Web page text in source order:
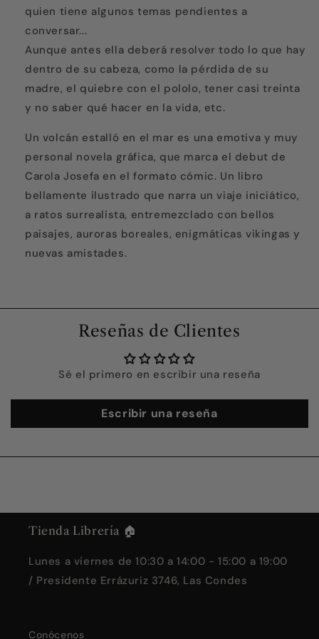
quien tiene algunos temas pendientes a
conversar...
Aunque antes ella deberá resolver todo lo que hay
dentro de su cabeza, como la pérdida de su
madre, el quiebre con el pololo, tener casi treinta
y no saber qué hacer en la vida, etc.
Un volcán estalló en el mar es una emotiva y muy
personal novela gráfica, que marca el debut de
Carola Josefa en el formato cómic. Un libro
bellamente ilustrado que narra un viaje iniciático,
a ratos surrealista, entremezclado con bellos
paisajes, auroras boreales, enigmáticas vikingas y
nuevas amistades.
Reseñas de Clientes
Sé el primero en escribir una reseña
Escribir una reseña
Tienda Librería 🏠
Lunes a viernes de 10:30 a 14:00 - 15:00 a 19:00
/ Presidente Errázuriz 3746, Las Condes
Conócenos